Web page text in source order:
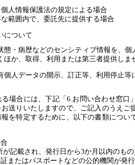
人情報保護法の規定による場合
範囲内で、委託先に提供する場合
について
態・病歴などのセンシティブ情報を、
か、取得、利用または第三者提供しま
個人データの開示、訂正等、利用停止等
場合には、下記「6.お問い合わせ窓口
送りいたしますので、ご記入のうえご
を特定するために、以下の書類につい
が記載され、発行日から3か月以内のも
またはパスポートなどの公的機関が発